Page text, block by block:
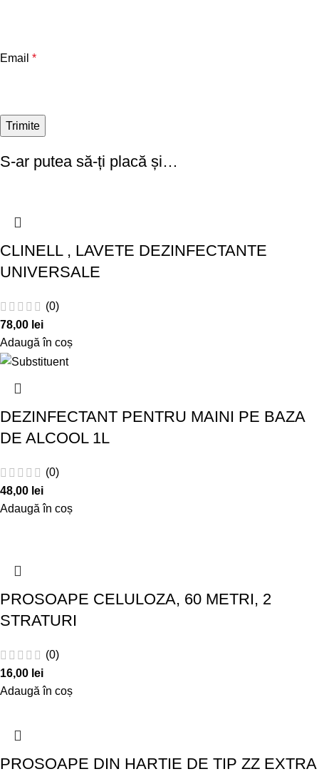
Email *
S-ar putea să-ți placă și…
CLINELL , LAVETE DEZINFECTANTE
UNIVERSALE
(0)
78,00 lei
Adaugă în coș
DEZINFECTANT PENTRU MAINI PE BAZA
DE ALCOOL 1L
(0)
48,00 lei
Adaugă în coș
PROSOAPE CELULOZA, 60 METRI, 2
STRATURI
(0)
16,00 lei
Adaugă în coș
PROSOAPE DIN HARTIE DE TIP ZZ EXTRA